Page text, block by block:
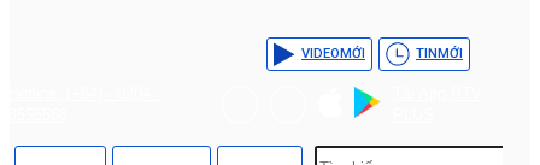
VIDEOMỚI TINMỚI